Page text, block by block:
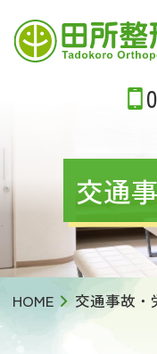
田所整形外科クリニック
HOME 交通事故・
交通